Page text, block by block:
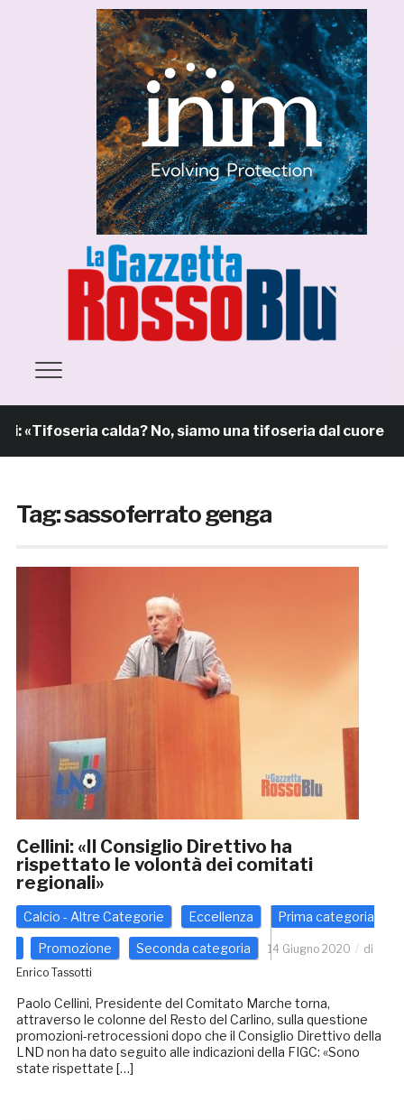
calda? No, siamo una tifoseria dal cuore grande»
Tag:sassoferrato genga
Cellini: «Il Consiglio Direttivo ha
rispettato le volontà dei comitati
regionali»
Calcio - Altre Categorie Eccellenza Prima categoria
Promozione Seconda categoria 14 Giugno 2020
di
Enrico Tassotti
Paolo Cellini, Presidente del Comitato Marche torna,
attraverso le colonne del Resto del Carlino, sulla questione
promozioni-retrocessioni dopo che il Consiglio Direttivo della
LND non ha dato seguito alle indicazioni della FIGC: «Sono
state rispettate […]